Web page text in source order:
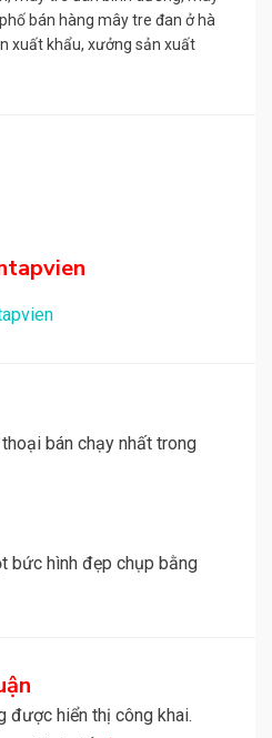
phố bán hàng mây tre đan ở hà
xuất khẩu, xưởng sản xuất
bán chạy nhất trong
bức hình đẹp chụp bằng
được hiển thị công khai.